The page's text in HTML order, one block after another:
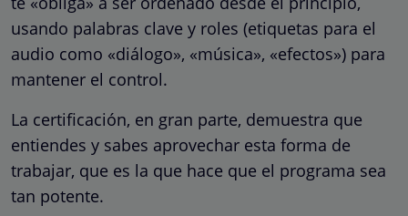
usando palabras clave y roles (etiquetas para el
audio como «diálogo», «música», «efectos») para
mantener el control.
La certificación, en gran parte, demuestra que
entiendes y sabes aprovechar esta forma de
trabajar, que es la que hace que el programa sea
tan potente.